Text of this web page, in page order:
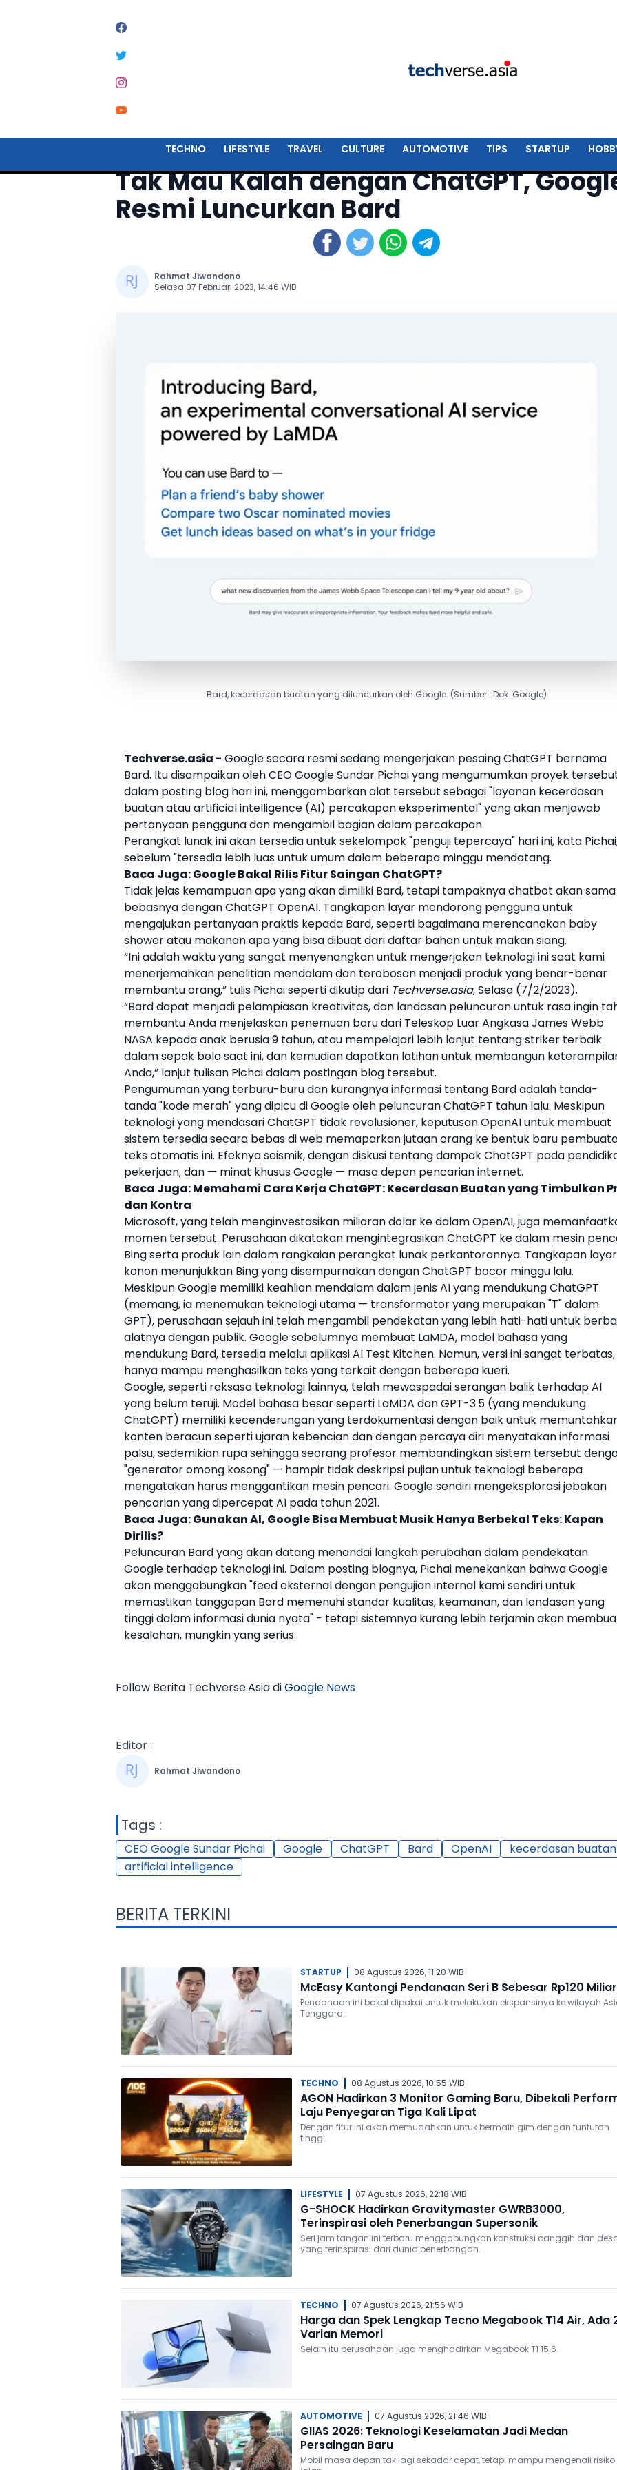
TECHNO LIFESTYLE TRAVEL CULTURE AUTOMOTIVE TIPS STARTUP
Tak Mau Kalah dengan ChatGPT,
Resmi Luncurkan Bard
Rahmat Jiwandono
Selasa 07 Februari 2023, 14:46 WIB
Bard, kecerdasan buatan yang diluncurkan oleh Google. (Sumber : Dok. Google)
Techverse.asia - Googlesecara resmi sedang mengerjakan pesaingChatGPT bernama
Bard. Itu disampaikan olehCEO Google Sundar Pichaiyang mengumumkan proyek
dalam posting blog hari ini, menggambarkan alat tersebut sebagai "layanan kecerdasan
buatanatauartificial intelligence (AI) percakapan eksperimental" yang akan menjawab
pertanyaan pengguna dan mengambil bagian dalam percakapan.
Perangkat lunak ini akan tersedia untuk sekelompok "penguji tepercaya" hari ini, kata
sebelum "tersedia lebih luas untuk umum dalam beberapa minggu mendatang.
Baca Juga:Google Bakal Rilis Fitur Saingan ChatGPT?
Tidak jelas kemampuan apa yang akan dimiliki Bard, tetapi tampaknya chatbot akan sama
bebasnya denganChatGPT OpenAI. Tangkapan layar mendorong pengguna untuk
mengajukan pertanyaan praktis kepada Bard, seperti bagaimana merencanakan baby
shower atau makanan apa yang bisa dibuat dari daftar bahan untuk makan siang.
“Ini adalah waktu yang sangat menyenangkan untuk mengerjakan teknologi ini saat kami
menerjemahkan penelitian mendalam dan terobosan menjadi produk yang benar-benar
membantu orang,” tulis Pichai seperti dikutip dari Techverse.asia, Selasa (7/2/2023).
“Barddapat menjadi pelampiasan kreativitas, dan landasan peluncuran untuk rasa ingin
membantu Anda menjelaskan penemuan baru dari Teleskop Luar Angkasa James Webb
NASA kepada anak berusia 9 tahun, atau mempelajari lebih lanjut tentang striker terbaik
dalam sepak bola saat ini, dan kemudian dapatkan latihan untuk membangun
Anda,” lanjut tulisan Pichai dalam postingan blog tersebut.
Pengumuman yang terburu-buru dan kurangnya informasi tentang Bardadalah tanda-
tanda "kode merah" yang dipicu diGoogleoleh peluncuranChatGPT tahun lalu. Meskipun
teknologi yang mendasariChatGPT tidak revolusioner, keputusanOpenAIuntuk membuat
sistem tersedia secara bebas di web memaparkan jutaan orang ke bentuk baru
teks otomatis ini. Efeknya seismik, dengan diskusi tentang dampakChatGPT pada
pekerjaan, dan — minat khususGoogle — masa depan pencarian internet.
Baca Juga:Memahami Cara Kerja ChatGPT: Kecerdasan Buatan yang Timbulkan
dan Kontra
Microsoft, yang telah menginvestasikan miliaran dolar ke dalamOpenAI, juga
momen tersebut. Perusahaan dikatakan mengintegrasikanChatGPT ke dalam mesin
Bing serta produk lain dalam rangkaian perangkat lunak perkantorannya. Tangkapan layar
konon menunjukkan Bing yang disempurnakan denganChatGPT bocor minggu lalu.
MeskipunGoogle memiliki keahlian mendalam dalam jenis AI yang mendukungChatGPT
(memang, ia menemukan teknologi utama — transformator yang merupakan "T" dalam
GPT), perusahaan sejauh ini telah mengambil pendekatan yang lebih hati-hati untuk
alatnya dengan publik. Googlesebelumnya membuat LaMDA, model bahasa yang
mendukung Bard, tersedia melalui aplikasi AI Test Kitchen. Namun, versi ini sangat terbatas,
hanya mampu menghasilkan teks yang terkait dengan beberapa kueri.
Google, seperti raksasa teknologi lainnya, telah mewaspadai serangan balik terhadap AI
yang belum teruji. Model bahasa besar seperti LaMDA dan GPT-3.5 (yang mendukung
ChatGPT) memiliki kecenderungan yang terdokumentasi dengan baik untuk
konten beracun seperti ujaran kebencian dan dengan percaya diri menyatakan informasi
palsu, sedemikian rupa sehingga seorang profesor membandingkan sistem tersebut
"generator omong kosong" — hampir tidak deskripsi pujian untuk teknologi beberapa
mengatakan harus menggantikan mesin pencari. Googlesendiri mengeksplorasi jebakan
pencarian yang dipercepat AI pada tahun 2021.
Baca Juga:Gunakan AI, Google Bisa Membuat Musik Hanya Berbekal Teks: Kapan
Dirilis?
Peluncuran Bardyang akan datang menandai langkah perubahan dalam pendekatan
Google terhadap teknologi ini. Dalam posting blognya, Pichai menekankan bahwaGoogle
akan menggabungkan "feed eksternal dengan pengujian internal kami sendiri untuk
memastikan tanggapan Bard memenuhi standar kualitas, keamanan, dan landasan yang
tinggi dalam informasi dunia nyata" - tetapi sistemnya kurang lebih terjamin akan
kesalahan, mungkin yang serius.
Follow Berita Techverse.Asia diGoogle News
Editor :
Rahmat Jiwandono
Tags :
CEO Google Sundar Pichai Google ChatGPT Bard OpenAI
kecerdasan buatan
artificial intelligence
BERITA TERKINI
STARTUP 08 Agustus 2026, 11:20 WIB
McEasy Kantongi Pendanaan Seri B Sebesar Rp120 Miliar
Pendanaan ini bakal dipakai untuk melakukan ekspansinya ke wilayah
Tenggara.
TECHNO 08 Agustus 2026, 10:55 WIB
AGON Hadirkan 3 Monitor Gaming Baru, Dibekali
Laju Penyegaran Tiga Kali Lipat
Dengan fitur ini akan memudahkan untuk bermain gim dengan tuntutan
tinggi.
LIFESTYLE 07 Agustus 2026, 22:18 WIB
G-SHOCK Hadirkan Gravitymaster GWRB3000,
Terinspirasi oleh Penerbangan Supersonik
Seri jam tangan ini terbaru menggabungkan konstruksi canggih dan
yang terinspirasi dari dunia penerbangan.
TECHNO 07 Agustus 2026, 21:56 WIB
Harga dan Spek Lengkap Tecno Megabook T14 Air, Ada
Varian Memori
Selain itu perusahaan juga menghadirkan Megabook T1 15.6.
AUTOMOTIVE 07 Agustus 2026, 21:46 WIB
GIIAS 2026: Teknologi Keselamatan Jadi Medan
Persaingan Baru
Mobil masa depan tak lagi sekadar cepat, tetapi mampu mengenali risiko